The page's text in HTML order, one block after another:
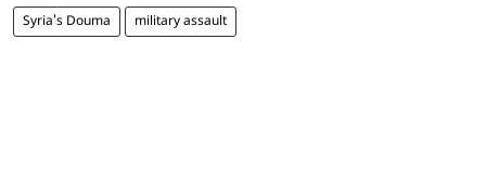
Syria's Douma military assault